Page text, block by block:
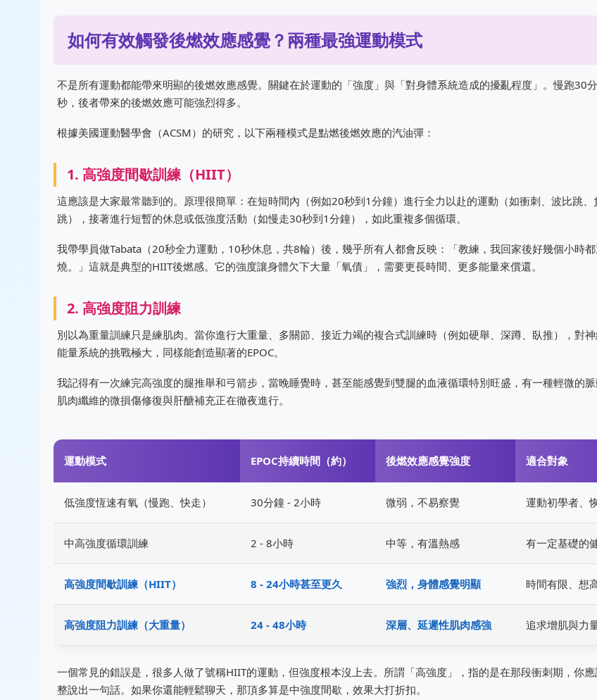
如何有效觸發後燃效應感覺？兩種最強運動模式
不是所有運動都能帶來明顯的後燃效應感覺。關鍵在於運動的「強度」與「對身體系統造成的擾亂程度」。慢跑30
秒，後者帶來的後燃效應可能強烈得多。
根據美國運動醫學會（ACSM）的研究，以下兩種模式是點燃後燃效應的汽油彈：
1. 高強度間歇訓練（HIIT）
這應該是大家最常聽到的。原理很簡單：在短時間內（例如20秒到1分鐘）進行全力以赴的運動（如衝刺、波比跳、
跳），接著進行短暫的休息或低強度活動（如慢走30秒到1分鐘），如此重複多個循環。
我帶學員做Tabata（20秒全力運動，10秒休息，共8輪）後，幾乎所有人都會反映：「教練，我回家後好幾個小時
燒。」這就是典型的HIIT後燃感。它的強度讓身體欠下大量「氧債」，需要更長時間、更多能量來償還。
2. 高強度阻力訓練
別以為重量訓練只是練肌肉。當你進行大重量、多關節、接近力竭的複合式訓練時（例如硬舉、深蹲、臥推），對
能量系統的挑戰極大，同樣能創造顯著的EPOC。
我記得有一次練完高強度的腿推舉和弓箭步，當晚睡覺時，甚至能感覺到雙腿的血液循環特別旺盛，有一種輕微的
肌肉纖維的微損傷修復與肝醣補充正在徹夜進行。
運動模式 EPOC持續時間（約） 後燃效應感覺強度 適合對象
低強度恆速有氧（慢跑、快走） 30分鐘 - 2小時 微弱，不易察覺 運動初學者、
中高強度循環訓練 2 - 8小時 中等，有溫熱感 有一定基礎的
高強度間歇訓練（HIIT） 8 - 24小時甚至更久 強烈，身體感覺明顯 時間有限、想
高強度阻力訓練（大重量） 24 - 48小時 深層、延遲性肌肉感強 追求增肌與力
一個常見的錯誤是，很多人做了號稱HIIT的運動，但強度根本沒上去。所謂「高強度」，指的是在那段衝刺期，你
整說出一句話。如果你還能輕鬆聊天，那頂多算是中強度間歇，效果大打折扣。